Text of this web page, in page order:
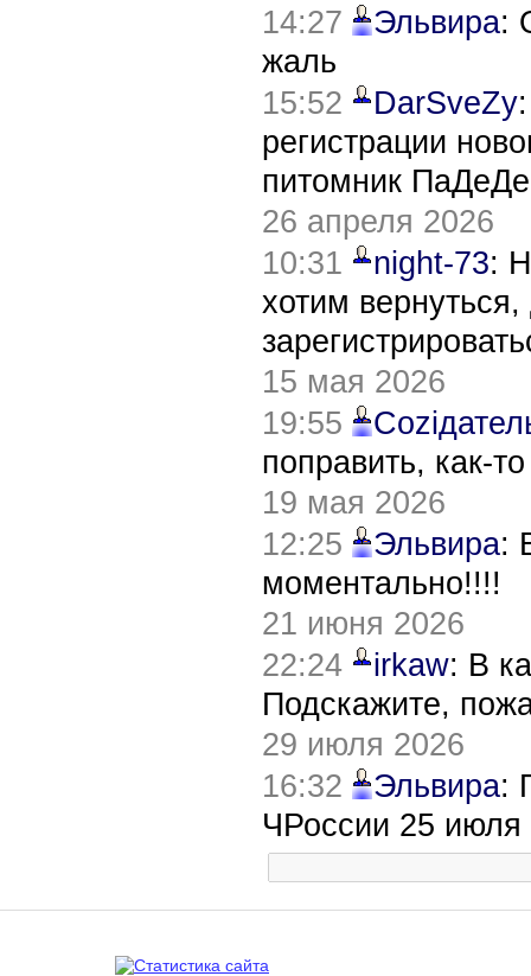
14:27
Эльвира:
жаль
15:52
DarSveZy
регистрации
питомник
26 апреля 2026
10:31
night-73:
хотим
15 мая 2026
19:55
поправить, как-
19 мая 2026
12:25
Эльвира:
моментально!!!!
21 июня 2026
22:24
irkaw: В
Подскажите,
29 июля 2026
16:32
Эльвира:
ЧРоссии 25 июля